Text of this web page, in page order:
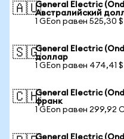
🇦🇺General Electric
Австралийский
1 GEon равен 525,30 $
🇸🇬General Electric
доллар
1 GEon равен 474,41 $
🇨🇭General Electric
франк
1 GEon равен 299,92
General Electric